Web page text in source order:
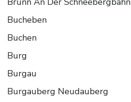
Bucheben
Buchen
Burg
Burgau
Burgauberg Neudauberg